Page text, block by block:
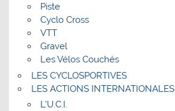
Piste
Cyclo Cross
VTT
Gravel
Les Vélos Couchés
LES CYCLOSPORTIVES
LES ACTIONS INTERNATIONALES
L’U.C.I.